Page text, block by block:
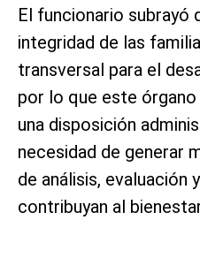
El funcionario subrayó
integridad de las
transversal para el
por lo que este
una disposición
necesidad de generar
de análisis, evaluación
contribuyan al